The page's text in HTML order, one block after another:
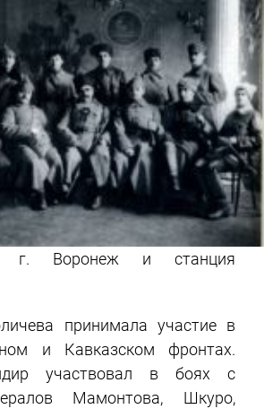
г. Воронеж и станция
принимала участие в
и Кавказском фронтах.
участвовал в боях с
Мамонтова, Шкуро,